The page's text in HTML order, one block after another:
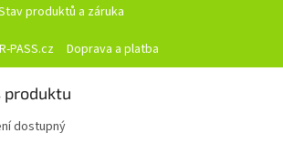
produktů a záruka
PASS.cz Doprava a platba
produktu
dostupný